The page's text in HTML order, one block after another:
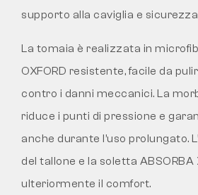
supporto alla caviglia e
La tomaia è realizzata in
OXFORD resistente, facile da
contro i danni meccanici. La
riduce i punti di pressione e
anche durante l’uso prolungato.
del tallone e la soletta ABSORBA
ulteriormente il comfort.